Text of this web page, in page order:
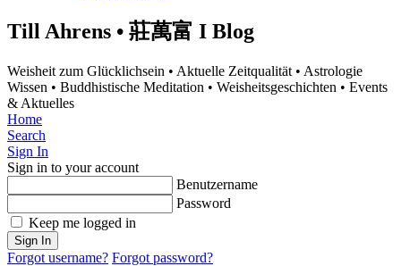
Till Ahrens • 莊萬富 I Blog
Weisheit zum Glücklichsein • Aktuelle Zeitqualität • Astrologie
Wissen • Buddhistische Meditation • Weisheitsgeschichten • Events
& Aktuelles
Home
Search
Sign In
Sign in to your account
Benutzername
Password
Keep me logged in
Sign In
Forgot username? Forgot password?